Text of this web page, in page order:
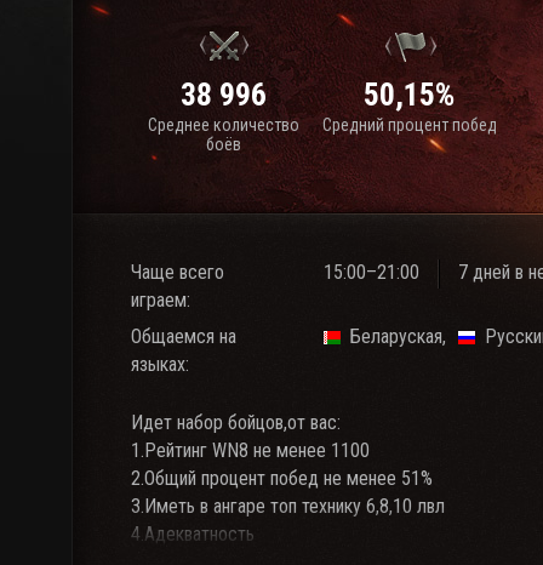
38 996
Среднее количество
боёв
50,15%
Средний процент побед
Чаще всего
играем:
15:00–21:00 7 дней в
Общаемся на
языках:
Беларуская
Идет набор бойцов,от вас:
1.Рейтинг WN8 не менее 1100
2.Общий процент побед не менее 51%
3.Иметь в ангаре топ технику 6,8,10 лвл
4.Адекватность